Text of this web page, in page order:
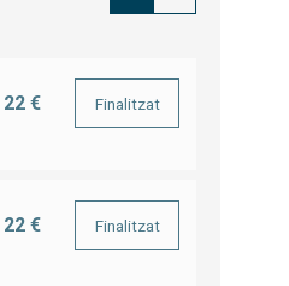
22 € Finalitzat
22 € Finalitzat